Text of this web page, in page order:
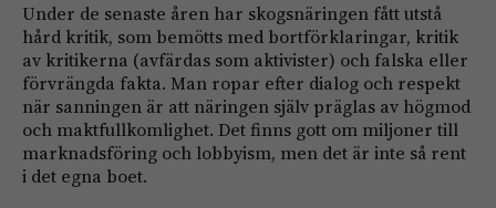
Under de senaste åren har skogsnäringen fått utstå
hård kritik, som bemötts med bortförklaringar, kritik
av kritikerna (avfärdas som aktivister) och falska eller
förvrängda fakta. Man ropar efter dialog och respekt
när sanningen är att näringen själv präglas av högmod
och maktfullkomlighet. Det finns gott om miljoner till
marknadsföring och lobbyism, men det är inte så rent
i det egna boet.